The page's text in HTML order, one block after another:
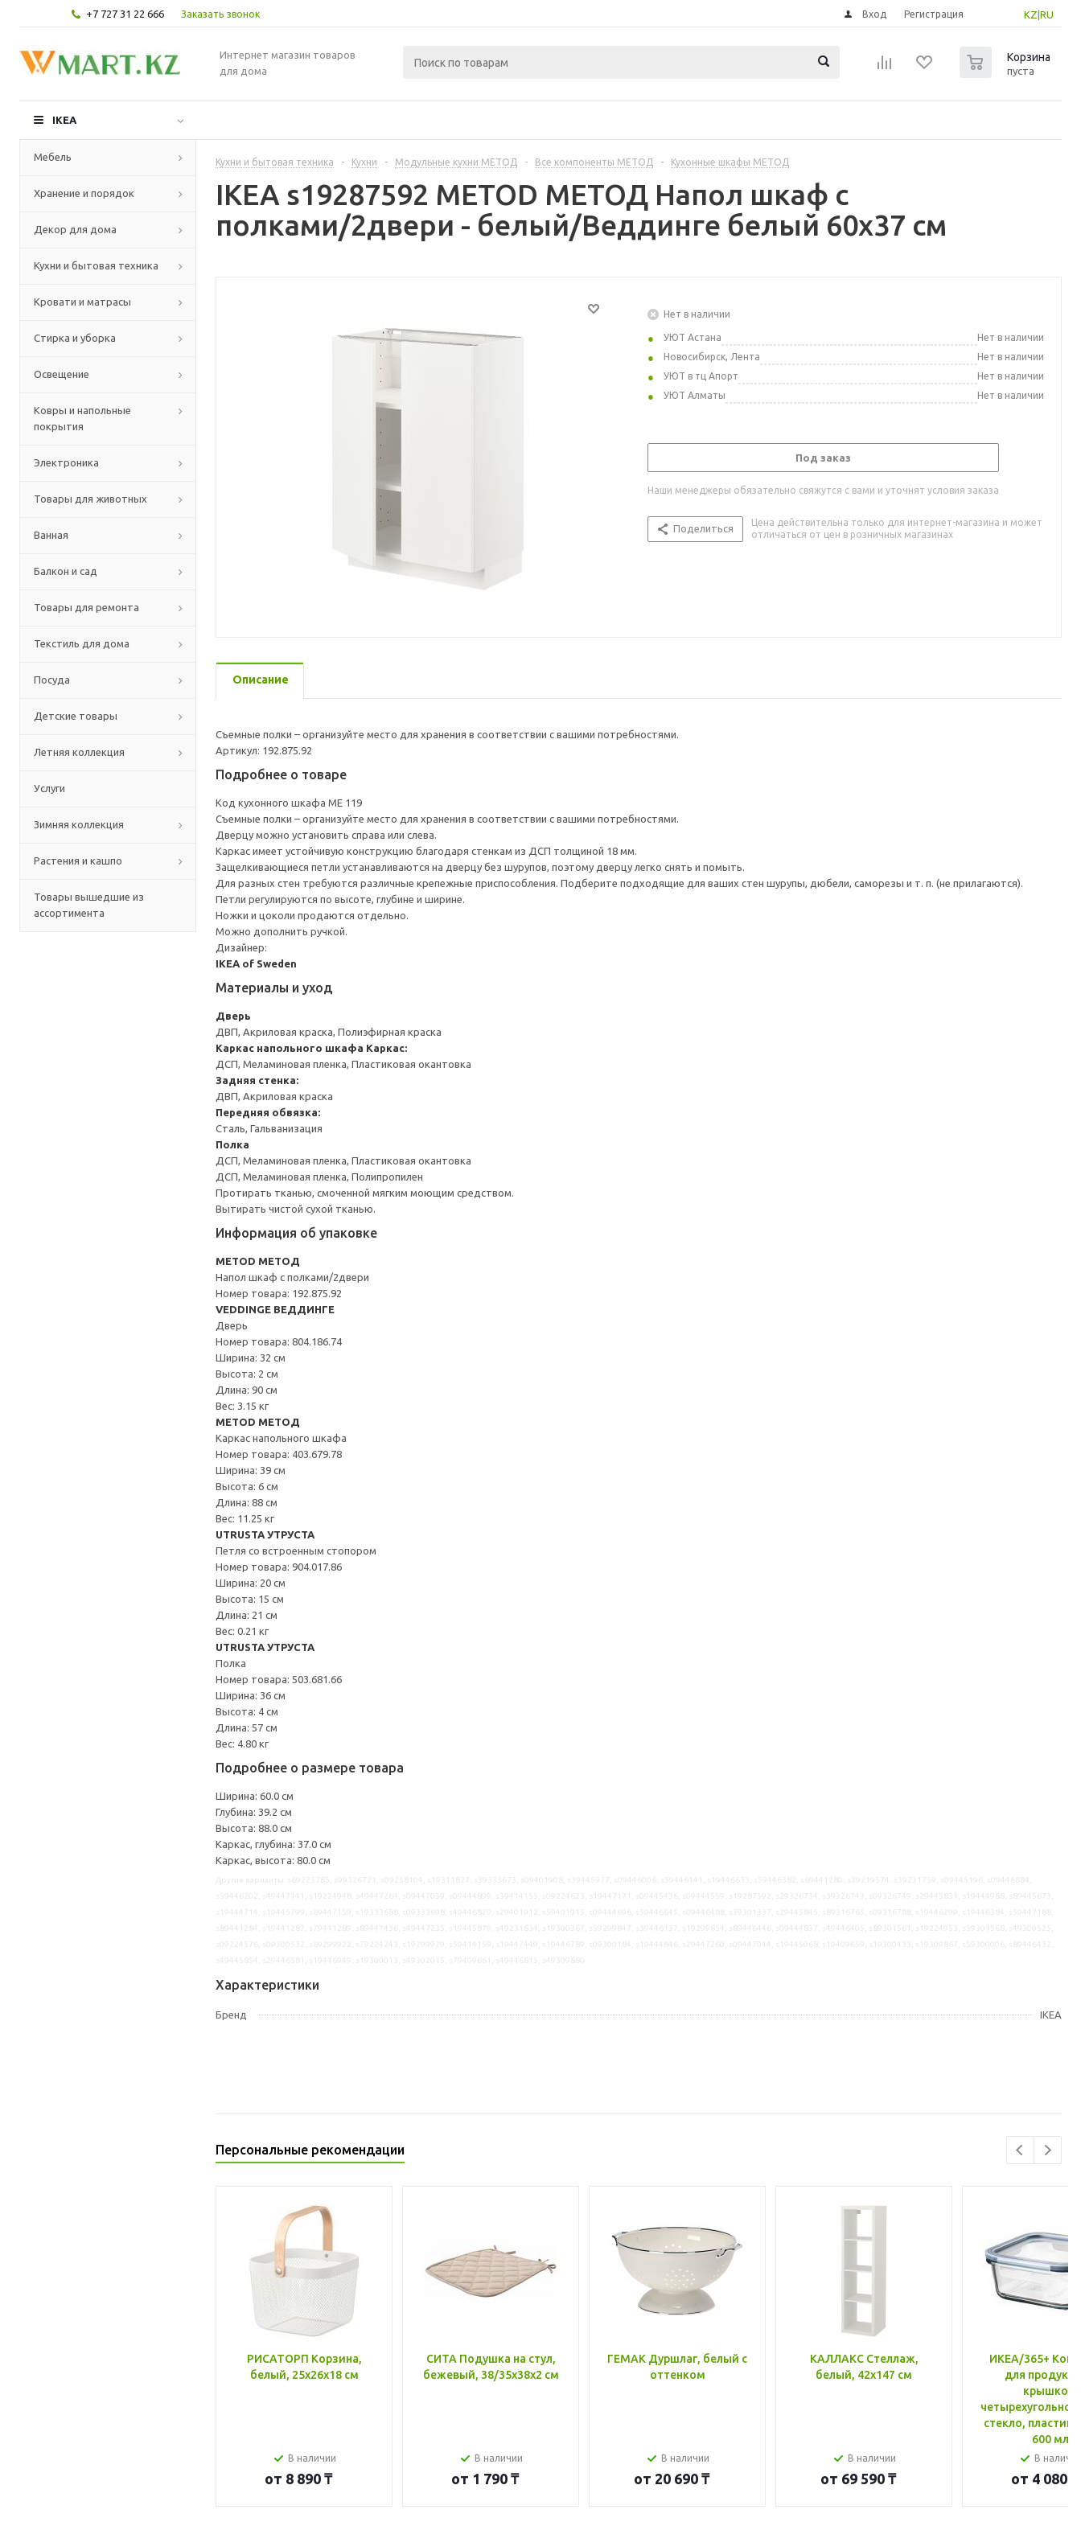
+7 727 31 22 666 Заказать звонок KZ RU
Вход Регистрация
Интернет магазин товаров
для дома
Корзина
пуста
IKEA
Мебель
Хранение и порядок
Декор для дома
Кухни и бытовая техника
Кровати и матрасы
Стирка и уборка
Освещение
Ковры и напольные
покрытия
Электроника
Товары для животных
Ванная
Балкон и сад
Товары для ремонта
Текстиль для дома
Посуда
Детские товары
Летняя коллекция
Услуги
Зимняя коллекция
Растения и кашпо
Товары вышедшие из
ассортимента
Кухни и бытовая техника - Кухни - Модульные кухни МЕТОД - Все компоненты МЕТОД - Кухонные шкафы МЕТОД
IKEA s19287592 METOD МЕТОД Напол шкаф с
полками/2двери - белый/Веддинге белый 60x37 см
Нет в наличии
УЮТ Астана
Нет в наличии
Новосибирск, Лента
Нет в наличии
УЮТ в тц Апорт
Нет в наличии
УЮТ Алматы
Нет в наличии
Под заказ
Наши менеджеры обязательно свяжутся с вами и уточнят условия заказа
Поделиться
Цена действительна только для интернет-магазина и может
отличаться от цен в розничных магазинах
Описание
Съемные полки – организуйте место для хранения в соответствии с вашими потребностями.
Артикул: 192.875.92
Подробнее о товаре
Код кухонного шкафа ME 119
Съемные полки – организуйте место для хранения в соответствии с вашими потребностями.
Дверцу можно установить справа или слева.
Каркас имеет устойчивую конструкцию благодаря стенкам из ДСП толщиной 18 мм.
Защелкивающиеся петли устанавливаются на дверцу без шурупов, поэтому дверцу легко снять и помыть.
Для разных стен требуются различные крепежные приспособления. Подберите подходящие для ваших стен шурупы, дюбели, саморезы и т. п. (не прилагаются).
Петли регулируются по высоте, глубине и ширине.
Ножки и цоколи продаются отдельно.
Можно дополнить ручкой.
Дизайнер:
IKEA of Sweden
Материалы и уход
Дверь
ДВП, Акриловая краска, Полиэфирная краска
Каркас напольного шкафа Каркас:
ДСП, Меламиновая пленка, Пластиковая окантовка
Задняя стенка:
ДВП, Акриловая краска
Передняя обвязка:
Сталь, Гальванизация
Полка
ДСП, Меламиновая пленка, Пластиковая окантовка
ДСП, Меламиновая пленка, Полипропилен
Протирать тканью, смоченной мягким моющим средством.
Вытирать чистой сухой тканью.
Информация об упаковке
METOD МЕТОД
Напол шкаф с полками/2двери
Номер товара: 192.875.92
VEDDINGE ВЕДДИНГЕ
Дверь
Номер товара: 804.186.74
Ширина: 32 см
Высота: 2 см
Длина: 90 см
Вес: 3.15 кг
METOD МЕТОД
Каркас напольного шкафа
Номер товара: 403.679.78
Ширина: 39 см
Высота: 6 см
Длина: 88 см
Вес: 11.25 кг
UTRUSTA УТРУСТА
Петля со встроенным стопором
Номер товара: 904.017.86
Ширина: 20 см
Высота: 15 см
Длина: 21 см
Вес: 0.21 кг
UTRUSTA УТРУСТА
Полка
Номер товара: 503.681.66
Ширина: 36 см
Высота: 4 см
Длина: 57 см
Вес: 4.80 кг
Подробнее о размере товара
Ширина: 60.0 см
Глубина: 39.2 см
Высота: 88.0 см
Каркас, глубина: 37.0 см
Каркас, высота: 80.0 см
Характеристики
Бренд IKEA
Персональные рекомендации
РИСАТОРП Корзина,
белый, 25x26x18 см
В наличии
от 8 890 ₸
СИТА Подушка на стул,
бежевый, 38/35x38x2 см
В наличии
от 1 790 ₸
ГЕМАК Дуршлаг, белый с
оттенком
В наличии
от 20 690 ₸
КАЛЛАКС Стеллаж,
белый, 42x147 см
В наличии
от 69 590 ₸
ИКЕА/365+
для
крышкой,
стекло, пластик
600 мл
В
от 4 080 ₸